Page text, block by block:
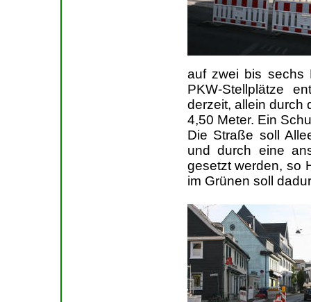
auf zwei bis sechs
PKW-Stellplätze
derzeit, allein durch
4,50 Meter. Ein
Die Straße soll
und durch eine
gesetzt werden, so
im Grünen soll